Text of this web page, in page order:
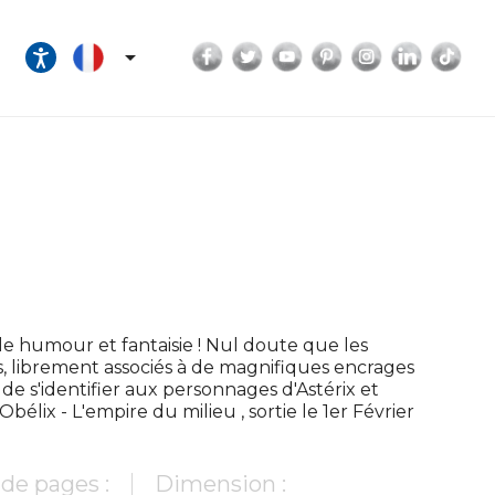
 Facebook
TwitterYouTubePinterestInstagram
humour et fantaisie ! Nul doute que les
associés à de magnifiques encrages
s'identifier aux personnages d'Astérix et
- L'empire du milieu , sortie le 1er Février
pages : Dimension :